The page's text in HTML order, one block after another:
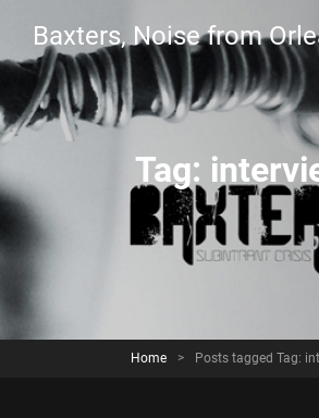
Baxters, Noise from
Tag:
Home > Posts tagged Tag: